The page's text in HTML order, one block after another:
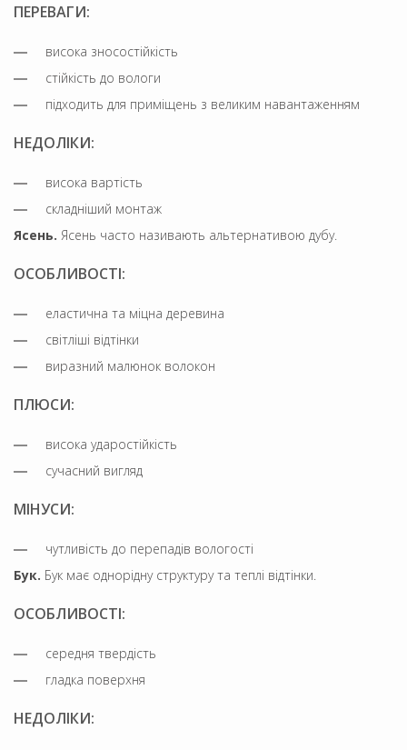
ПЕРЕВАГИ:
висока зносостійкість
стійкість до вологи
підходить для приміщень з великим навантаженням
НЕДОЛІКИ:
висока вартість
складніший монтаж
Ясень. Ясень часто називають альтернативою дубу.
ОСОБЛИВОСТІ:
еластична та міцна деревина
світліші відтінки
виразний малюнок волокон
ПЛЮСИ:
висока ударостійкість
сучасний вигляд
МІНУСИ:
чутливість до перепадів вологості
Бук. Бук має однорідну структуру та теплі відтінки.
ОСОБЛИВОСТІ:
середня твердість
гладка поверхня
НЕДОЛІКИ: